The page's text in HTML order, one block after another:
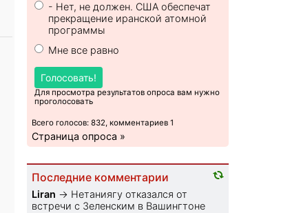
- Нет, не должен. США обеспечат
прекращение иранской атомной
программы
Мне все равно
Голосовать!
Для просмотра результатов опроса вам нужно
проголосовать
Всего голосов: 832, комментариев 1
Страница опроса »
Последние комментарии
Liran → Нетаниягу отказался от
встречи с Зеленским в Вашингтоне